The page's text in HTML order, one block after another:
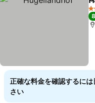
3
正確な料金を確認するに
さい